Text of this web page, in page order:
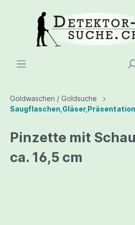
Goldwaschen / Goldsuche
Saugflaschen,Gläser,Präsentation
Pinzette mit
ca. 16,5 cm